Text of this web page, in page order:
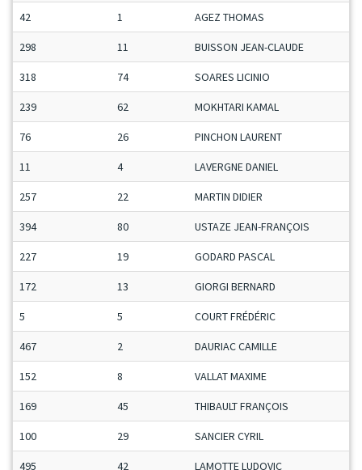
42 1 AGEZ THOMAS
298 11 BUISSON JEAN-CLAUDE
318 74 SOARES LICINIO
239 62 MOKHTARI KAMAL
76 26 PINCHON LAURENT
11 4 LAVERGNE DANIEL
257 22 MARTIN DIDIER
394 80 USTAZE JEAN-FRANÇOIS
227 19 GODARD PASCAL
172 13 GIORGI BERNARD
5 5 COURT FRÉDÉRIC
467 2 DAURIAC CAMILLE
152 8 VALLAT MAXIME
169 45 THIBAULT FRANÇOIS
100 29 SANCIER CYRIL
495 42 LAMOTTE LUDOVIC